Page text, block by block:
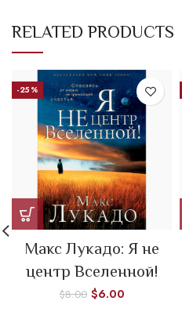
RELATED PRODUCTS
-25%
Макс Лукадо: Я не
центр Вселенной!
$8.00 $6.00